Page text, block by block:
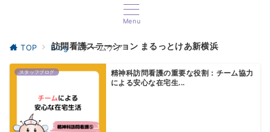
Menu
訪問看護ステーション まるっとけあ新横浜
TOP Blog チームケア
スタッフブログ
精神科訪問看護の重要な役割：チーム協力
による安心な在宅生...